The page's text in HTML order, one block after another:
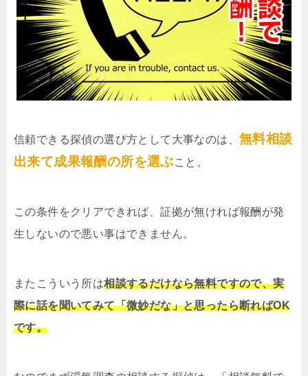
信頼できる探偵の選び方として大事なのは、 無料相談
出来て成果報酬の所を選ぶこと。
この条件をクリアできれば、証拠が無ければ報酬が発
生しないので悪い事はできません。
またこういう所は相談するだけなら無料ですので、実
際に話を聞いてみて「微妙だな」と思ったら断ればOK
です。